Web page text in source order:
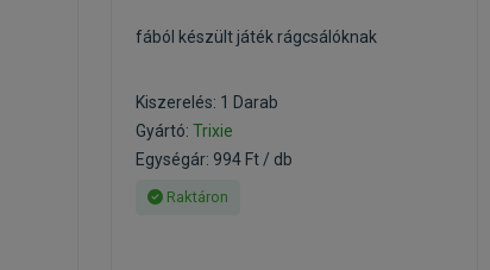
fából készült játék rágcsálóknak
Kiszerelés: 1 Darab
Gyártó: Trixie
Egységár: 994 Ft / db
Raktáron